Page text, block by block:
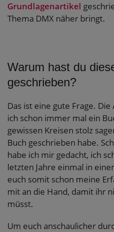
Grundlagenartikel
Thema DMX näher bringt.
Warum hast du
geschrieben?
Das ist eine gute Frage.
ich schon immer mal ein
gewissen Kreisen stolz
Buch geschrieben habe.
habe ich mir gedacht, ich
letzten Jahre einmal in
euch somit schon meine
mit an die Hand, damit ihr
müsst.
Um euch anschaulicher